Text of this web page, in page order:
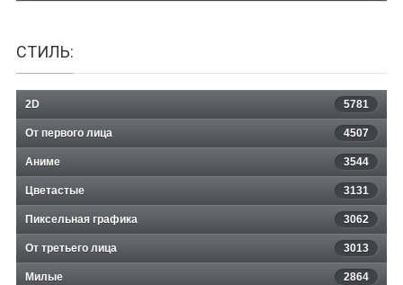
СТИЛЬ:
2D 5781
От первого лица 4507
Аниме 3544
Цветастые 3131
Пиксельная графика 3062
От третьего лица 3013
Милые 2864